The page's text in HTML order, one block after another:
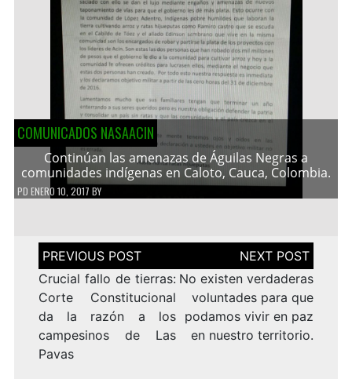
COMUNICADOS NASAACIN
Continúan las amenazas de Águilas Negras a
comunidades indígenas en Caloto, Cauca, Colombia.
PD ENERO 10, 2017 BY
Navegación
de
entradas
Crucial fallo de tierras:
Corte Constitucional
da la razón a los
campesinos de Las
Pavas
No existen verdaderas
voluntades para que
podamos vivir en paz
en nuestro territorio.